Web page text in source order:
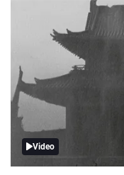
Video